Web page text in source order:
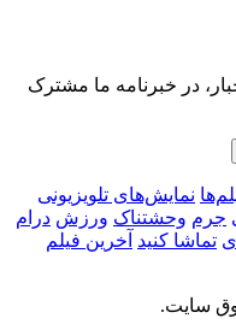
در خبرنامه ما مشترک
نمایش‌های تلویزیونی
جرم وحشتناک ورزش درام
تماشا کنید آخرین فیلم
سایت.